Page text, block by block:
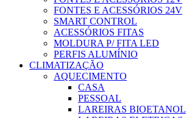
FONTES E ACESSÓRIOS 24V
SMART CONTROL
ACESSÓRIOS FITAS
MOLDURA P/ FITA LED
PERFIS ALUMÍNIO
CLIMATIZAÇÃO
AQUECIMENTO
CASA
PESSOAL
LAREIRAS BIOETANOL